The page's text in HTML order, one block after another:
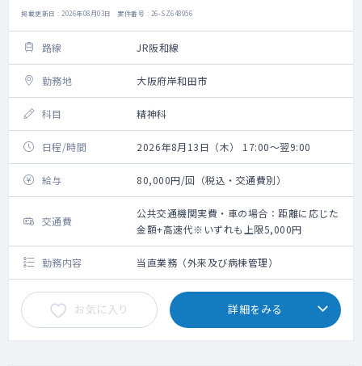
掲載更新日 : 2026年08月03日 案件番号 : 26-SZ648956
路線 JR阪和線
勤務地 大阪府岸和田市
科目 精神科
日程/時間 2026年8月13日（木） 17:00～翌9:00
給与 80,000円/回（税込・交通費別）
交通費
公共交通機関実費・車の場合：距離に応じた
金額+高速代※いずれも上限5,000円
勤務内容 当直業務（外来及び病棟管理）
お気に入り 詳細をみる